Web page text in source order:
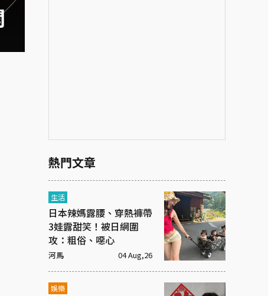
熱門文章
生活
日本辣媽露腰、穿熱褲帶
3娃露甜笑！被日網圍
攻：粗俗、噁心
河馬 04 Aug,26
娛樂